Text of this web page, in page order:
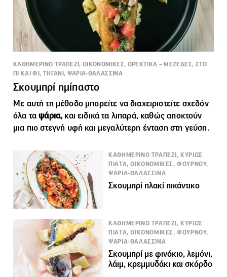
ΚΑΘΗΜΕΡΙΝΟ ΤΡΑΠΕΖΙ, ΟΙΚΟΝΟΜΙΚΕΣ, ΟΡΕΚΤΙΚΑ – ΜΕΖΕΔΕΣ, ΣΤΟ
ΠΙ ΚΑΙ ΦΙ, ΤΗΓΑΝΙ, ΨΑΡΙΑ-ΘΑΛΑΣΣΙΝΑ
Σκουμπρί ημίπαστο
Με αυτή τη μέθοδο μπορείτε να διαχειριστείτε σχεδόν
όλα ταψάρια, και ειδικά τα λιπαρά, καθώς αποκτούν
μια πιο στεγνή υφή και μεγαλύτερη ένταση στη γεύση.
ΚΑΘΗΜΕΡΙΝΟ ΤΡΑΠΕΖΙ, ΚΥΡΙΩΣ
ΠΙΑΤΑ, ΟΙΚΟΝΟΜΙΚΕΣ, ΦΟΥΡΝΟΥ,
ΨΑΡΙΑ-ΘΑΛΑΣΣΙΝΑ
Σκουμπρί πλακί πικάντικο
ΚΑΘΗΜΕΡΙΝΟ ΤΡΑΠΕΖΙ, ΚΥΡΙΩΣ
ΠΙΑΤΑ, ΟΙΚΟΝΟΜΙΚΕΣ, ΦΟΥΡΝΟΥ,
ΨΑΡΙΑ-ΘΑΛΑΣΣΙΝΑ
Σκουμπρί με φινόκιο, λεμόνι,
λάιμ, κρεμμυδάκι και σκόρδο